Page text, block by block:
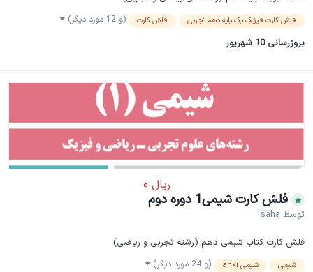
فلش کارت فیزیک یک پایه دهم تجربی فلش کارت (و 12 مورد دیگر)
بروزرسانی 10 شهریور
فلش کارت شیمی1 دوره دوم
توسطsaha
فلش کارت کتاب شیمی دهم (رشته تجربی و ریاضی)
شیمی شیمی anki (و 24 مورد دیگر)